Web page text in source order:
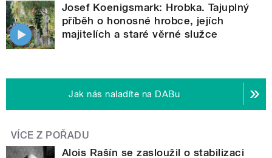
Josef Koenigsmark: Hrobka. Tajuplný
příběh o honosné hrobce, jejích
majitelích a staré věrné služce
Jak nás naladíte na DABu
VÍCE Z POŘADU
Alois Rašín se zasloužil o stabilizaci